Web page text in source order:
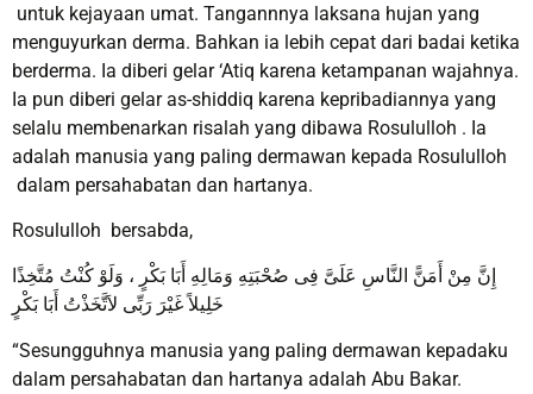
untuk kejayaan umat. Tangannnya laksana hujan yang
menguyurkan derma. Bahkan ia lebih cepat dari badai ketika
berderma. Ia diberi gelar ‘Atiq karena ketampanan wajahnya.
Ia pun diberi gelar as-shiddiq karena kepribadiannya yang
selalu membenarkan risalah yang dibawa Rosululloh . Ia
adalah manusia yang paling dermawan kepada Rosululloh
dalam persahabatan dan hartanya.
Rosululloh bersabda,
إِنَّ مِنْ أَمَنًّ النَّاسِ عَلَىَّ فِى صُحْبَتِهِ وَمَالِهِ أَبَا بَكْرٍ ، وَلَوْ كُنْتُ مُتَّخِذًا
خَلِيلاً غَيْرَ رَبِّى لاَتَّخَذْتُ أَبَا بَكْرٍ
“Sesungguhnya manusia yang paling dermawan kepadaku
dalam persahabatan dan hartanya adalah Abu Bakar.